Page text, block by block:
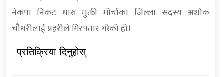
नेकपा निकट थारु मुक्ती मोर्चाका जिल्ला सदस्य अशोक
चौधरीलाई प्रहरीले गिरफ्तार गरेको हो।
प्रतिक्रिया दिनुहोस्